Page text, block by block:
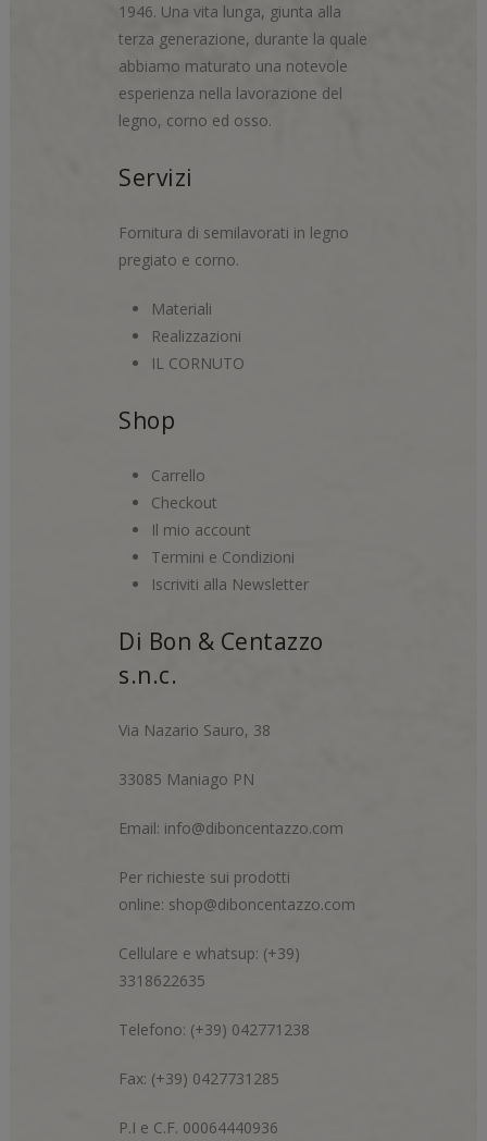
1946. Una vita lunga, giunta alla
terza generazione, durante la quale
abbiamo maturato una notevole
esperienza nella lavorazione del
legno, corno ed osso.
Servizi
Fornitura di semilavorati in legno
pregiato e corno.
Materiali
Realizzazioni
IL CORNUTO
Shop
Carrello
Checkout
Il mio account
Termini e Condizioni
Iscriviti alla Newsletter
Di Bon & Centazzo
s.n.c.
Via Nazario Sauro, 38
33085 Maniago PN
Email: info@diboncentazzo.com
Per richieste sui prodotti
online: shop@diboncentazzo.com
Cellulare e whatsup: (+39)
3318622635
Telefono: (+39) 042771238
Fax: (+39) 0427731285
P.I e C.F. 00064440936